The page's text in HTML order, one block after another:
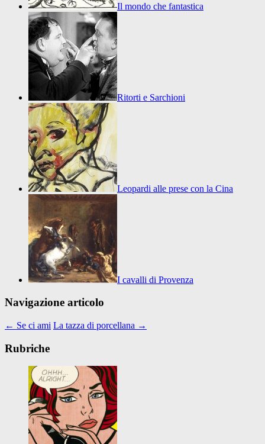
Il mondo che fantastica
Ritorti e Sarchioni
Leopardi alle prese con la Cina
I cavalli di Provenza
Navigazione articolo
← Se ci ami La tazza di porcellana →
Rubriche